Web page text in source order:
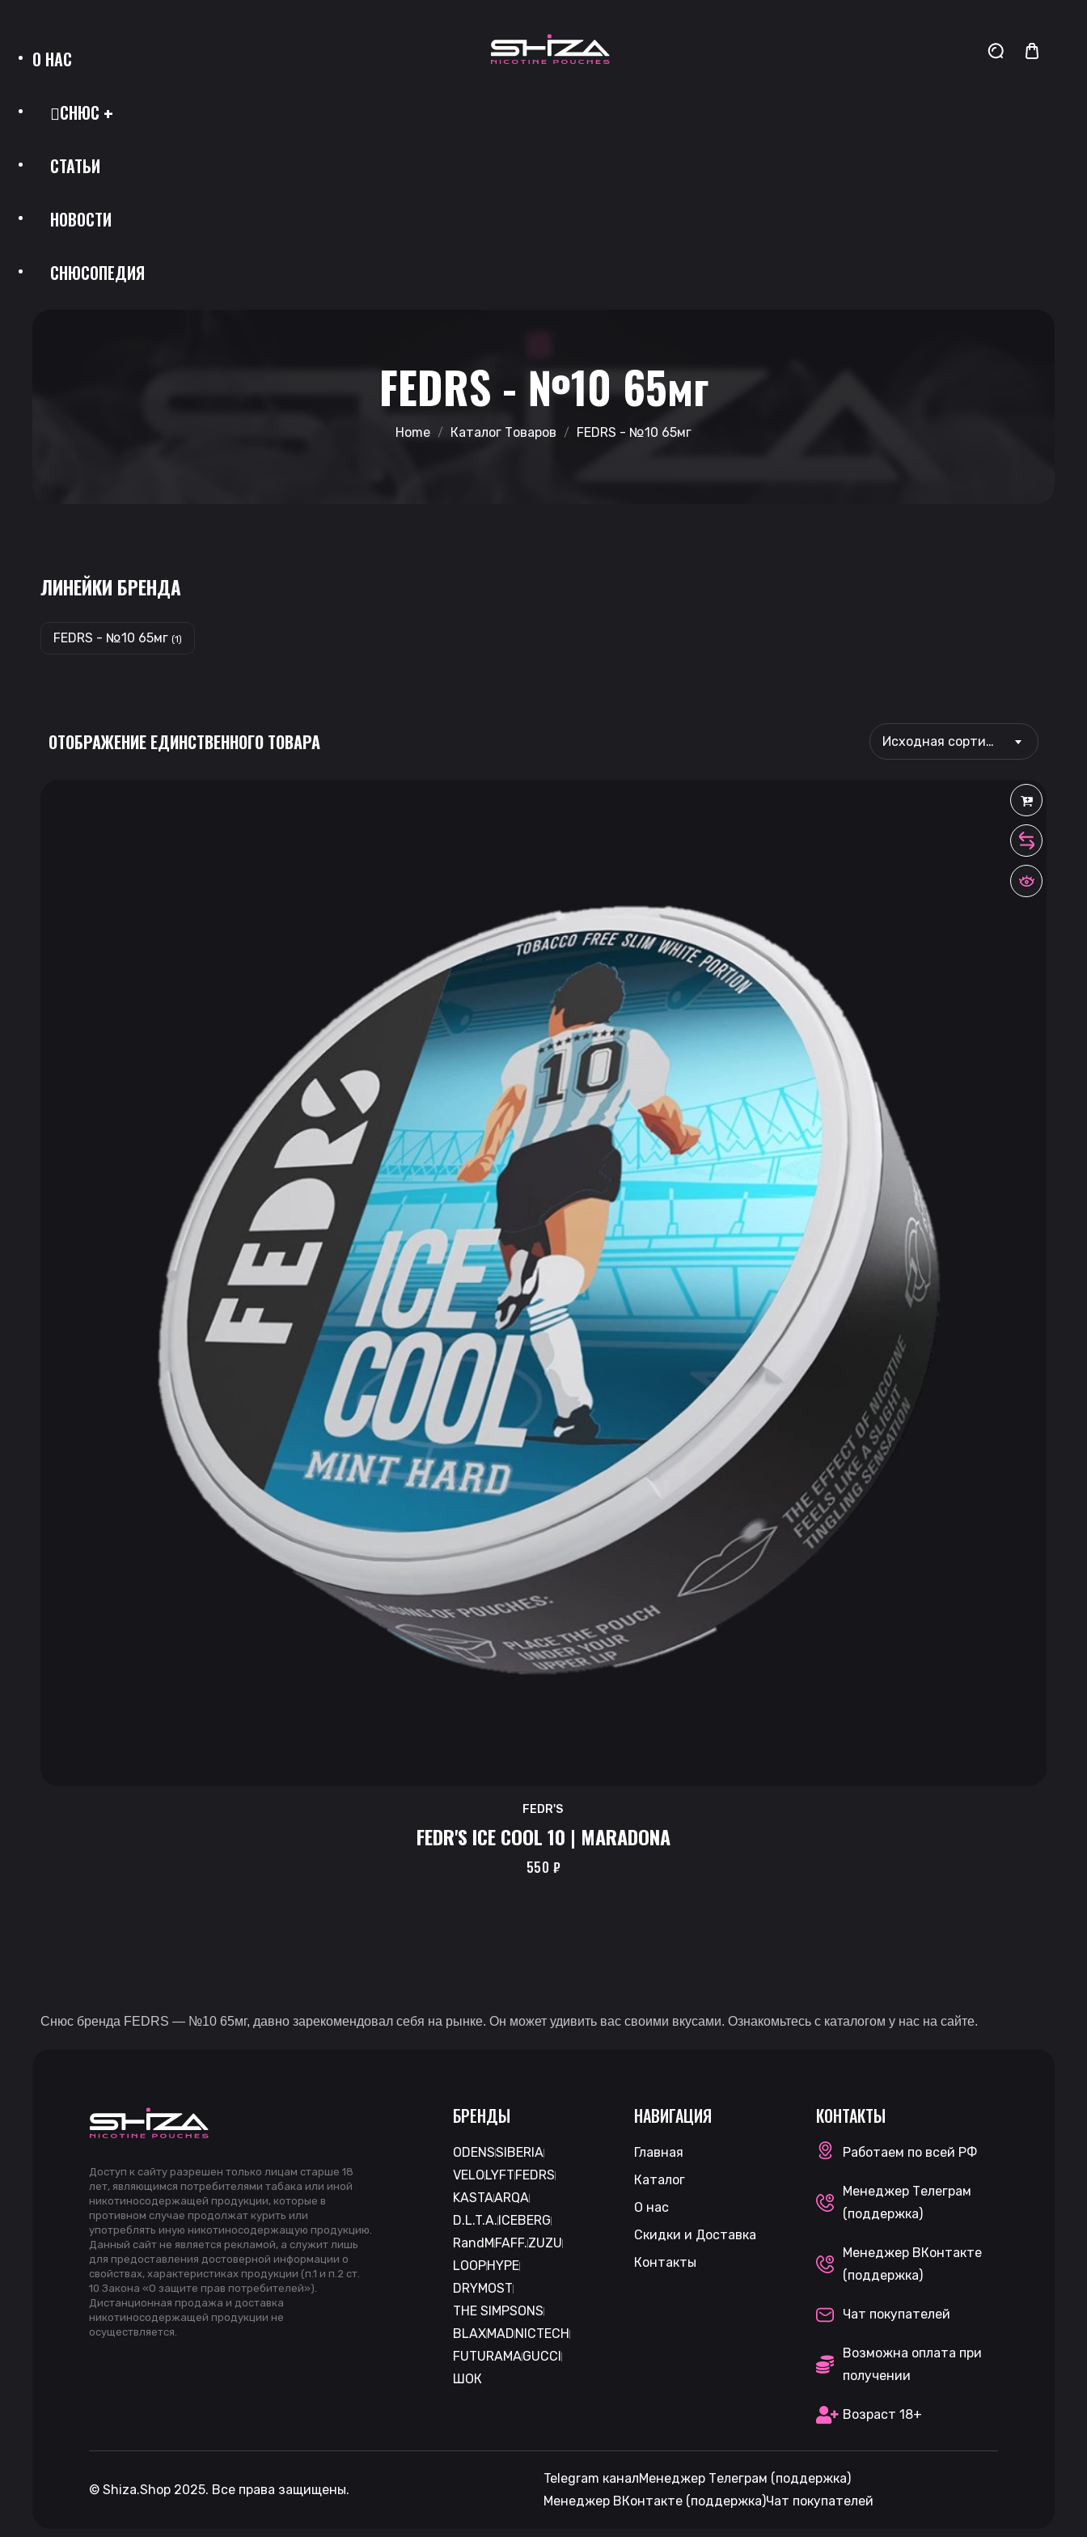
О НАС
СНЮС
СТАТЬИ
НОВОСТИ
СНЮСОПЕДИЯ
FEDRS - №10 65мг
Home Каталог Товаров FEDRS - №10 65мг
ЛИНЕЙКИ БРЕНДА
FEDRS - №10 65мг (1)
ОТОБРАЖЕНИЕ ЕДИНСТВЕННОГО ТОВАРА Исходная сортировка
FEDR'S
FEDR'S ICE COOL 10 | MARADONA
550 ₽
Снюс бренда FEDRS — №10 65мг, давно зарекомендовал себя на рынке. Он может удивить вас своими вкусами. Ознакомьтесь с каталогом у нас на сайте.
Доступ к сайту разрешен только лицам старше 18
лет, являющимся потребителями табака или иной
никотиносодержащей продукции, которые в
противном случае продолжат курить или
употреблять иную никотиносодержащую продукцию.
Данный сайт не является рекламой, а служит лишь
для предоставления достоверной информации о
свойствах, характеристиках продукции (п.1 и п.2 ст.
10 Закона «О защите прав потребителей»).
Дистанционная продажа и доставка
никотиносодержащей продукции не
осуществляется.
БРЕНДЫ
ODENSSIBERIA
VELOLYFTFEDRS
KASTAARQA
D.L.T.A.ICEBERG
RandMFAFF.ZUZU
LOOPHYPE
DRYMOST
THE SIMPSONS
BLAXMADNICTECH
FUTURAMAGUCCI
ШОК
НАВИГАЦИЯ
Главная
Каталог
О нас
Скидки и Доставка
Контакты
КОНТАКТЫ
Работаем по всей РФ
Менеджер Телеграм
(поддержка)
Менеджер ВКонтакте
(поддержка)
Чат покупателей
Возможна оплата при
получении
Возраст 18+
© Shiza.Shop 2025. Все права защищены.
Telegram каналМенеджер Телеграм (поддержка)
Менеджер ВКонтакте (поддержка)Чат покупателей